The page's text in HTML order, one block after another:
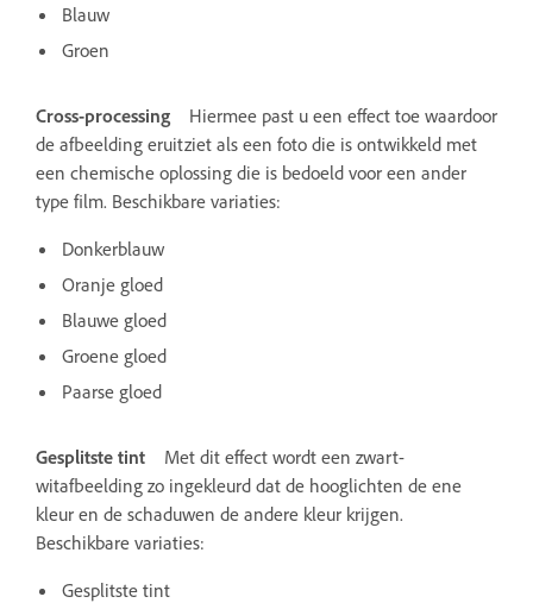
Blauw
Groen
Cross-processing
Hiermee past u een effect toe waardoor
de afbeelding eruitziet als een foto die is ontwikkeld met
een chemische oplossing die is bedoeld voor een ander
type film. Beschikbare variaties:
Donkerblauw
Oranje gloed
Blauwe gloed
Groene gloed
Paarse gloed
Gesplitste tint
Met dit effect wordt een zwart-
witafbeelding zo ingekleurd dat de hooglichten de ene
kleur en de schaduwen de andere kleur krijgen.
Beschikbare variaties:
Gesplitste tint